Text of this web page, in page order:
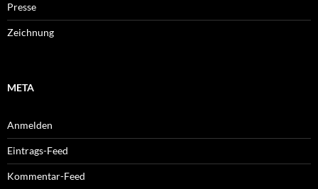
Presse
Zeichnung
META
Anmelden
Eintrags-Feed
Kommentar-Feed